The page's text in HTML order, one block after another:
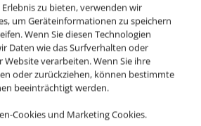
zu bieten, verwenden wir
um Geräteinformationen zu speichern
Wenn Sie diesen Technologien
Daten wie das Surfverhalten oder
Website verarbeiten. Wenn Sie ihre
oder zurückziehen, können bestimmte
beeinträchtigt werden.
Cookies und Marketing Cookies.